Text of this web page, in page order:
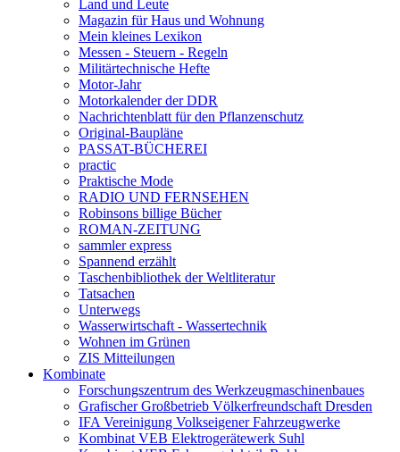
Land und Leute
Magazin für Haus und Wohnung
Mein kleines Lexikon
Messen - Steuern - Regeln
Militärtechnische Hefte
Motor-Jahr
Motorkalender der DDR
Nachrichtenblatt für den Pflanzenschutz
Original-Baupläne
PASSAT-BÜCHEREI
practic
Praktische Mode
RADIO UND FERNSEHEN
Robinsons billige Bücher
ROMAN-ZEITUNG
sammler express
Spannend erzählt
Taschenbibliothek der Weltliteratur
Tatsachen
Unterwegs
Wasserwirtschaft - Wassertechnik
Wohnen im Grünen
ZIS Mitteilungen
Kombinate
Forschungszentrum des Werkzeugmaschinenbaues
Grafischer Großbetrieb Völkerfreundschaft Dresden
IFA Vereinigung Volkseigener Fahrzeugwerke
Kombinat VEB Elektrogerätewerk Suhl